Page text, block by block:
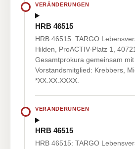
VERÄNDERUNGEN
HRB 46515
HRB 46515: TARGO
Hilden, ProACTIV-Platz 1,
Gesamtprokura gemeinsam
Vorstandsmitglied: Krebbers,
*XX.XX.XXXX.
VERÄNDERUNGEN
HRB 46515
HRB 46515: TARGO